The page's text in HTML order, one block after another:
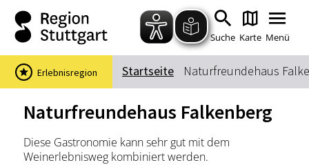
Zum Hauptinhalt springen
Zur Suche springen
Zur Hauptnavigation
Zum Footer springen
Suche Karte Menü
Suchbegriff
Das könnte Sie interessieren
Startseite Naturfreundehaus
Erlebnisregion
Naturfreundehaus Falkenberg
Diese Gastronomie kann sehr gut mit dem
Weinerlebnisweg kombiniert werden.